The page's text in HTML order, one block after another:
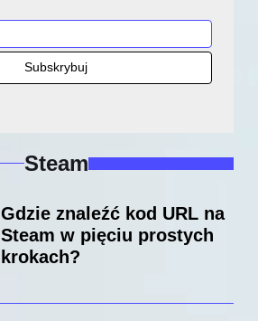
Steam
Gdzie znaleźć kod URL na
Steam w pięciu prostych
krokach?